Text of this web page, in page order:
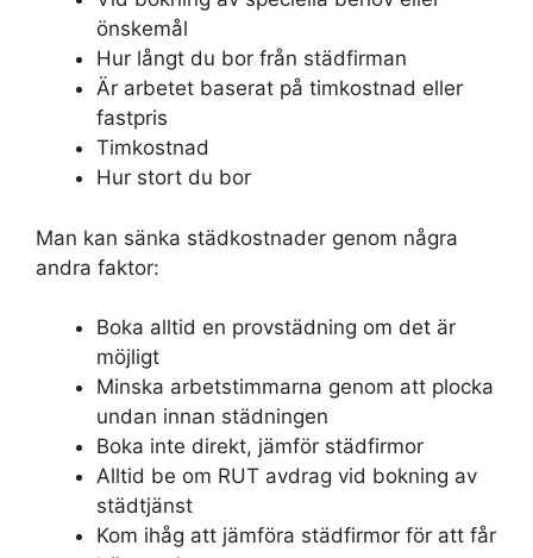
önskemål
Hur långt du bor från städfirman
Är arbetet baserat på timkostnad eller
fastpris
Timkostnad
Hur stort du bor
Man kan sänka städkostnader genom några
andra faktor:
Boka alltid en provstädning om det är
möjligt
Minska arbetstimmarna genom att plocka
undan innan städningen
Boka inte direkt, jämför städfirmor
Alltid be om RUT avdrag vid bokning av
städtjänst
Kom ihåg att jämföra städfirmor för att får